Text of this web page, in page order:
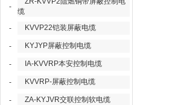
-
缆
-
KVVP22铠装屏蔽电缆
- KYJYP屏蔽控制电缆
- IA-KVVRP本安控制电缆
- KVVRP-屏蔽控制电缆
- ZA-KYJVR交联控制软电缆